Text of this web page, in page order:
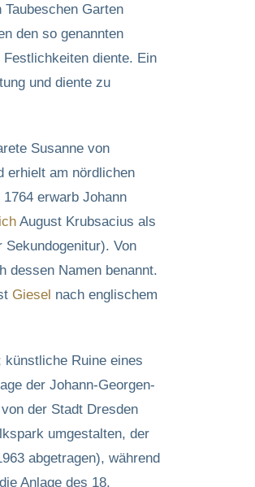
Garten
den so genannten
Festlichkeiten diente. Ein
und diente zu
Susanne von
erhielt am nördlichen
erwarb Johann
August Krubsacius als
Von
dessen Namen benannt.
Giesel nach englischem
Ruine eines
der Johann-Georgen-
der Stadt Dresden
umgestalten, der
abgetragen), während
Anlage des 18.